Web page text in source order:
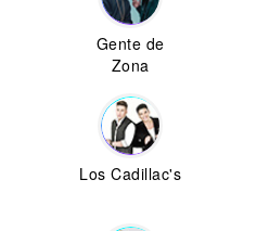
Gente de
Zona
Los Cadillac's